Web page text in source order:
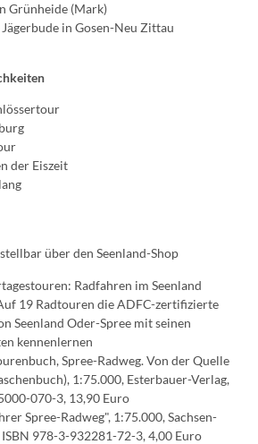
Grünheide (Mark)
in Gosen-Neu Zittau
der Eiszeit
über den Seenland-Shop
Radfahren im Seenland
19 Radtouren die ADFC-zertifizierte
Seenland Oder-Spree mit seinen
kennenlernen
Spree-Radweg. Von der Quelle
1:75.000, Esterbauer-Verlag,
070-3, 13,90 Euro
Spree-Radweg", 1:75.000, Sachsen-
978-3-932281-72-3, 4,00 Euro